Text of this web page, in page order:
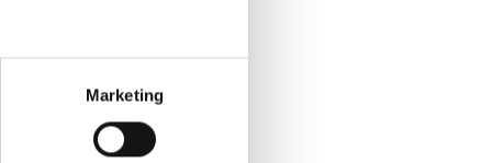
Marketing